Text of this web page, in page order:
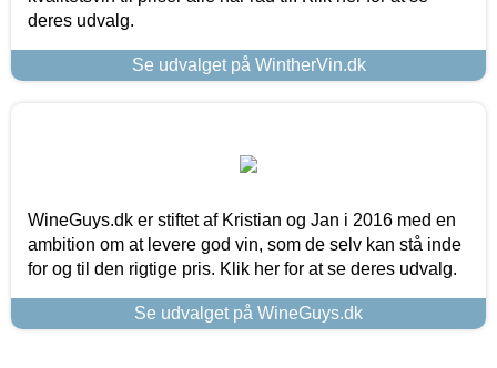
deres udvalg.
Se udvalget på WintherVin.dk
WineGuys.dk er stiftet af Kristian og Jan i 2016 med en
ambition om at levere god vin, som de selv kan stå inde
for og til den rigtige pris. Klik her for at se deres udvalg.
Se udvalget på WineGuys.dk